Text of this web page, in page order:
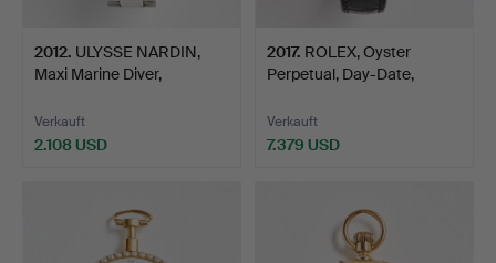
2012. ULYSSE NARDIN,
Maxi Marine Diver,
Verkauft
2.108 USD
2017. ROLEX, Oyster
Perpetual, Day-Date,
Verkauft
7.379 USD